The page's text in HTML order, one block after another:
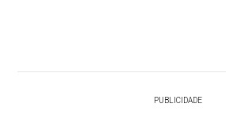
PUBLICIDADE